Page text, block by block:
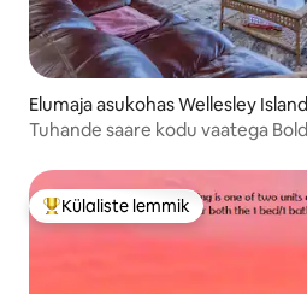
Elumaja asukohas Wellesley Island
Tuhande saare kodu vaatega
Külaliste suur lemmik
Külaliste lemmik